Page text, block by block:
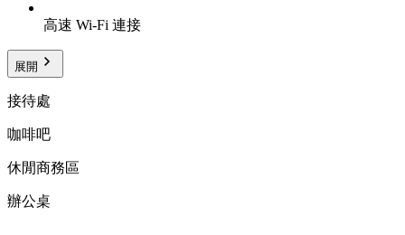
高速 Wi-Fi 連接
展開
接待處
咖啡吧
休閒商務區
辦公桌